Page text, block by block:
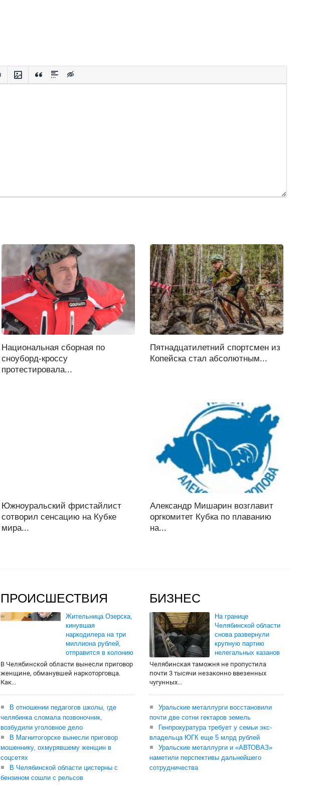
Национальная сборная по
сноуборд-кроссу
протестировала...
Пятнадцатилетний спортсмен из
Копейска стал абсолютным...
Южноуральский фристайлист
сотворил сенсацию на Кубке
мира...
Александр Мишарин возглавит
оргкомитет Кубка по плаванию
на...
ПРОИСШЕСТВИЯ
Жительница Озерска,
кинувшая
наркодилера на три
миллиона рублей,
отправится в колонию
В Челябинской области вынесли приговор
женщине, обманувшей наркоторговца.
Как...
В отношении педагогов школы, где
челябинка сломала позвоночник,
возбудили уголовное дело
В Магнитогорске вынесли приговор
мошеннику, охмурявшему женщин в
соцсетях
В Челябинской области цистерны с
бензином сошли с рельсов
БИЗНЕС
На границе
Челябинской области
снова развернули
крупную партию
нелегальных казанов
Челябинская таможня не пропустила
почти 3 тысячи незаконно ввезенных
чугунных...
Уральские металлурги восстановили
почти две сотни гектаров земель
Генпрокуратура требует у семьи экс-
владельца ЮГК еще 5 млрд рублей
Уральские металлурги и «АВТОВАЗ»
наметили перспективы дальнейшего
сотрудничества